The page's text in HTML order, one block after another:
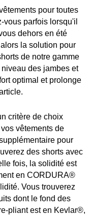
pour toutes
vous parfois lorsqu'il
dehors en été
la solution pour
de notre gamme
des jambes et
optimal et prolonge
critère de choix
vêtements de
pour
des shorts avec
fois, la solidité est
en CORDURA®
Vous trouverez
dont le fond des
pliant est en Kevlar®,